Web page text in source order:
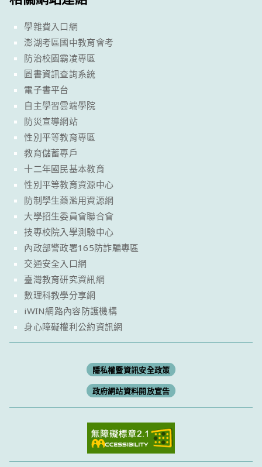
學雜費入口網
澎湖考區國中教育會考
防治校園霸凌專區
圖書資訊查詢系統
電子書平台
自主學習雲端學院
防災宣導網站
性別平等教育專區
教育儲蓄專戶
十二年國民基本教育
性別平等教育資源中心
防制學生藥濫用資源網
大學招生委員會聯合會
技專校院入學測驗中心
內政部警政署165防詐騙專區
交通安全入口網
臺灣教育研究資訊網
數理科教學分享網
iWIN網路內容防護機構
身心障礙權利公約資訊網
隱私權暨資訊安全政策
政府網站資料開放宣告